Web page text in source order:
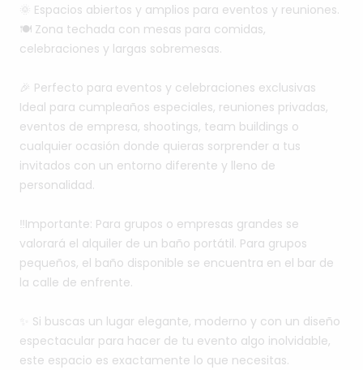
🌞 Espacios abiertos y amplios para eventos y reuniones.
🍽️ Zona techada con mesas para comidas,
celebraciones y largas sobremesas.
🎉 Perfecto para eventos y celebraciones exclusivas
Ideal para cumpleaños especiales, reuniones privadas,
eventos de empresa, shootings, team buildings o
cualquier ocasión donde quieras sorprender a tus
invitados con un entorno diferente y lleno de
personalidad.
‼️Importante: Para grupos o empresas grandes se
valorará el alquiler de un baño portátil. Para grupos
pequeños, el baño disponible se encuentra en el bar de
la calle de enfrente.
Si buscas un lugar elegante, moderno y con un diseño
espectacular para hacer de tu evento algo inolvidable,
este espacio es exactamente lo que necesitas.